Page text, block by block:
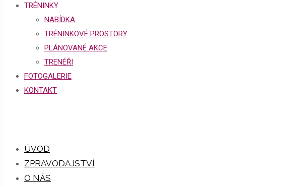
TRÉNINKY
NABÍDKA
TRÉNINKOVÉ PROSTORY
PLÁNOVANÉ AKCE
TRENÉŘI
FOTOGALERIE
KONTAKT
ÚVOD
ZPRAVODAJSTVÍ
O NÁS